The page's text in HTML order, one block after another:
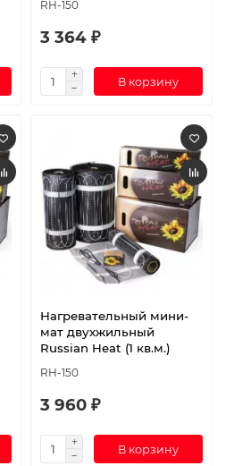
RH-150
3 364 ₽
В корзину
Нагревательный мини-
мат двухжильный
Russian Heat (1 кв.м.)
RH-150
3 960 ₽
В корзину